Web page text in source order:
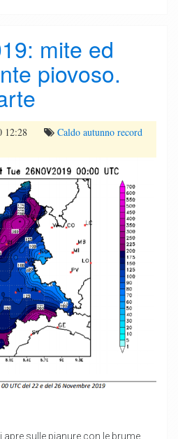
mite ed
piovoso.
12:28 Caldo autunno record
apre sulle pianure con le brume